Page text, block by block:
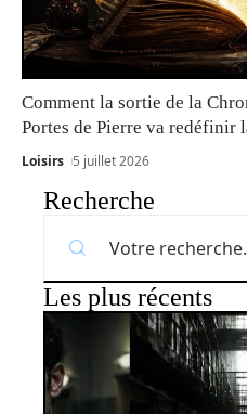
Comment la sortie de la
Portes de Pierre va redéfinir
Loisirs 5 juillet 2026
Recherche
Les plus récents